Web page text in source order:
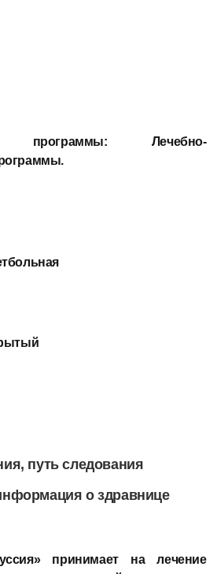
программы: Лечебно-
путь следования
о здравнице
принимает на лечение